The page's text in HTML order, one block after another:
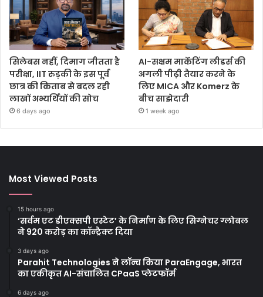
सिलेबस नहीं, दिमाग जीतता है
परीक्षा, IIT रुड़की के इस पूर्व
छात्र की किताब से बदल रही
लाखों अभ्यर्थियों की सोच
6 days ago
AI-सक्षम मार्केटिंग लीडर्स की
अगली पीढ़ी तैयार करने के
लिए MICA और Komerz के
बीच साझेदारी
1 week ago
Most Viewed Posts
15 hours ago
‘सर्वम एट डीएक्सपी एस्टेट’ के निर्माण के लिए सिग्नेचर ग्लोबल
ने 920 करोड़ का कॉन्ट्रैक्ट दिया
3 days ago
Parahit Technologies ने लॉन्च किया ParaEngage, भारत
का एकीकृत AI-संचालित CPaaS प्लेटफॉर्म
6 days ago